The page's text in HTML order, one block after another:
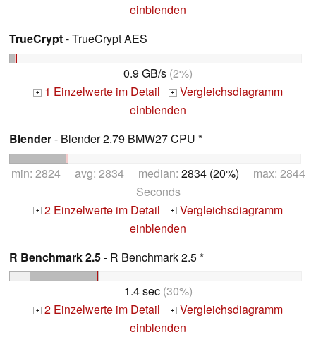
einblenden
TrueCrypt- TrueCrypt AES
0.9 GB/s (2%)
+ 1 Einzelwerte im Detail + Vergleichsdiagramm
einblenden
Blender- Blender 2.79 BMW27 CPU *
min: 2824 avg: 2834 median: 2834 (20%) max: 2844
Seconds
+ 2 Einzelwerte im Detail + Vergleichsdiagramm
einblenden
R Benchmark 2.5- R Benchmark 2.5 *
1.4 sec(30%)
+ 2 Einzelwerte im Detail + Vergleichsdiagramm
einblenden